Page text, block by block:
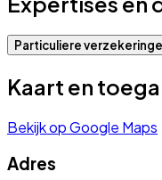
Particuliere
Kaart en
Bekijk op Google Maps
Adres